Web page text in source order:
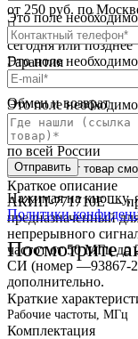
Это поле
Это поле
Это поле
Отправить
Нажимая на кнопку,
Политики
Посмотрите
от 250 руб. по
сегодня или позднее
Гарантия
12 месяца
Обмен и возврат
2 недели
Доставка
по всей России
Сейчас этот товар
Краткое описание
АКИП-771710E —
предназначенный
непрерывного
частот от 50 МГц до
СИ (номер —93867-
дополнительно.
Краткие
Рабочие частоты, МГц
Комплектация